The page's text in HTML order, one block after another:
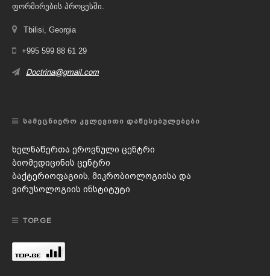
ფორმირების პროცესში.
Tbilisi, Georgia
+995 599 88 61 29
Doctrina@gmail.com
ᲡᲐᲛᲔᲪᲜᲘᲔᲠᲝ ᲙᲕᲚᲔᲕᲘᲗᲘ ᲓᲐᲬᲔᲡᲔᲑᲣᲚᲔᲑᲔᲑᲘ
ხელნაწერთა ეროვნული ცენტრი
ბიომედიცინის ცენტრი
ბაქტერიოფაგიის, მიკრობიოლოგიისა და
ვირუსოლოგიის ინსტიტუტი
TOP.GE